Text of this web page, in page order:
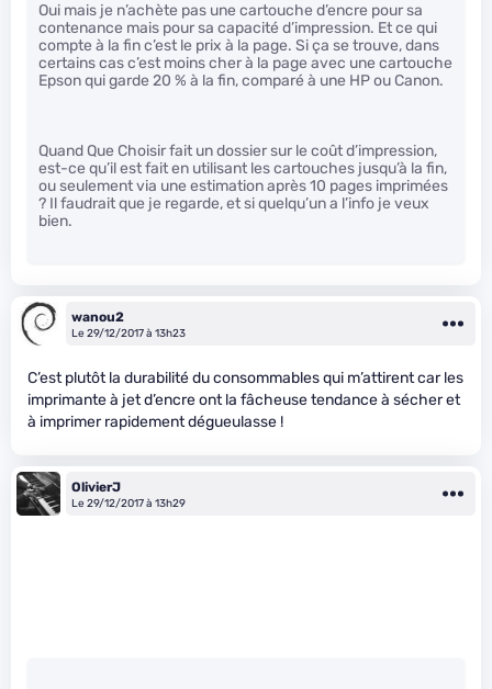
Oui mais je n’achète pas une cartouche d’encre pour sa
contenance mais pour sa capacité d’impression. Et ce qui
compte à la fin c’est le prix à la page. Si ça se trouve, dans
certains cas c’est moins cher à la page avec une cartouche
Epson qui garde 20 % à la fin, comparé à une HP ou Canon.
Quand Que Choisir fait un dossier sur le coût d’impression,
est-ce qu’il est fait en utilisant les cartouches jusqu’à la fin,
ou seulement via une estimation après 10 pages imprimées
? Il faudrait que je regarde, et si quelqu’un a l’info je veux
bien.
wanou2
Le 29/12/2017 à 13h23
C’est plutôt la durabilité du consommables qui m’attirent car les
imprimante à jet d’encre ont la fâcheuse tendance à sécher et
à imprimer rapidement dégueulasse !
OlivierJ
Le 29/12/2017 à 13h29